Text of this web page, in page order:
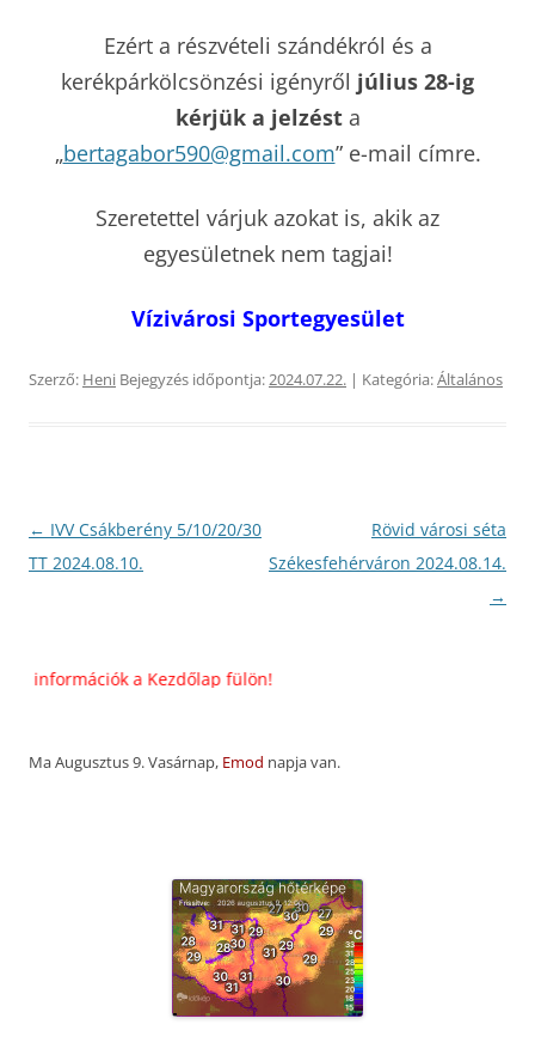
Ezért a részvételi szándékról és a
kerékpárkölcsönzési igényről július 28-ig
kérjük a jelzésta
„bertagabor590@gmail.com” e-mail címre.
Szeretettel várjuk azokat is, akik az
egyesületnek nem tagjai!
Vízivárosi Sportegyesület
Szerző: Heni Bejegyzés időpontja:2024.07.22. | Kategória:Általános
Bejegyzés
navigáció
← IVV Csákberény 5/10/20/30
TT 2024.08.10.
Rövid városi séta
Székesfehérváron 2024.08.14.
→
a Kezdőlap fülön!
Ma Augusztus 9. Vasárnap, Emod napja van.